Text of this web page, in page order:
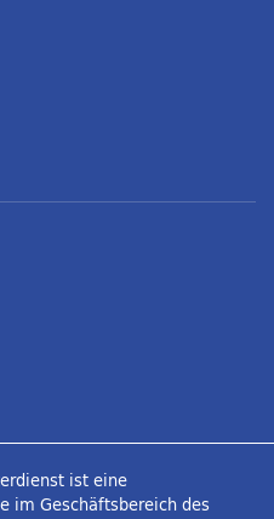
ist eine
im Geschäftsbereich des